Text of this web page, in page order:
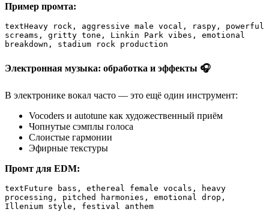
Пример промта:
textHeavy rock, aggressive male vocal, raspy, powerful
screams, gritty tone, Linkin Park vibes, emotional
breakdown, stadium rock production
Электронная музыка: обработка и эффекты 🎧
В электронике вокал часто — это ещё один инструмент:
Vocoders и autotune как художественный приём
Чопнутые сэмплы голоса
Слоистые гармонии
Эфирные текстуры
Промт для EDM:
textFuture bass, ethereal female vocals, heavy
processing, pitched harmonies, emotional drop,
Illenium style, festival anthem